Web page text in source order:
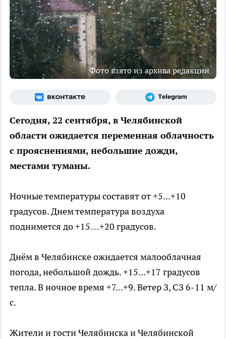
Фото взято из архива редакции
Сегодня, 22 сентября, в Челябинской
области ожидается переменная облачность
с прояснениями, небольшие дожди,
местами туманы.
Ночные температуры составят от +5...+10
градусов. Днем температура воздуха
поднимется до +15…+20 градусов.
Днём в Челябинске ожидается малооблачная
погода, небольшой дождь. +15...+17 градусов
тепла. В ночное время +7...+9. Ветер З, СЗ 6-11 м/
с.
Жители и гости Челябинска и Челябинской